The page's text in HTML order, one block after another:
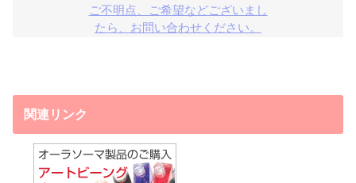
ご不明点、ご希望などございまし
たら、お問い合わせください。
関連リンク